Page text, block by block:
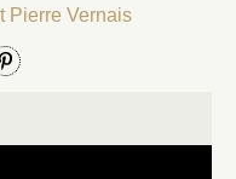
Pierre Vernais